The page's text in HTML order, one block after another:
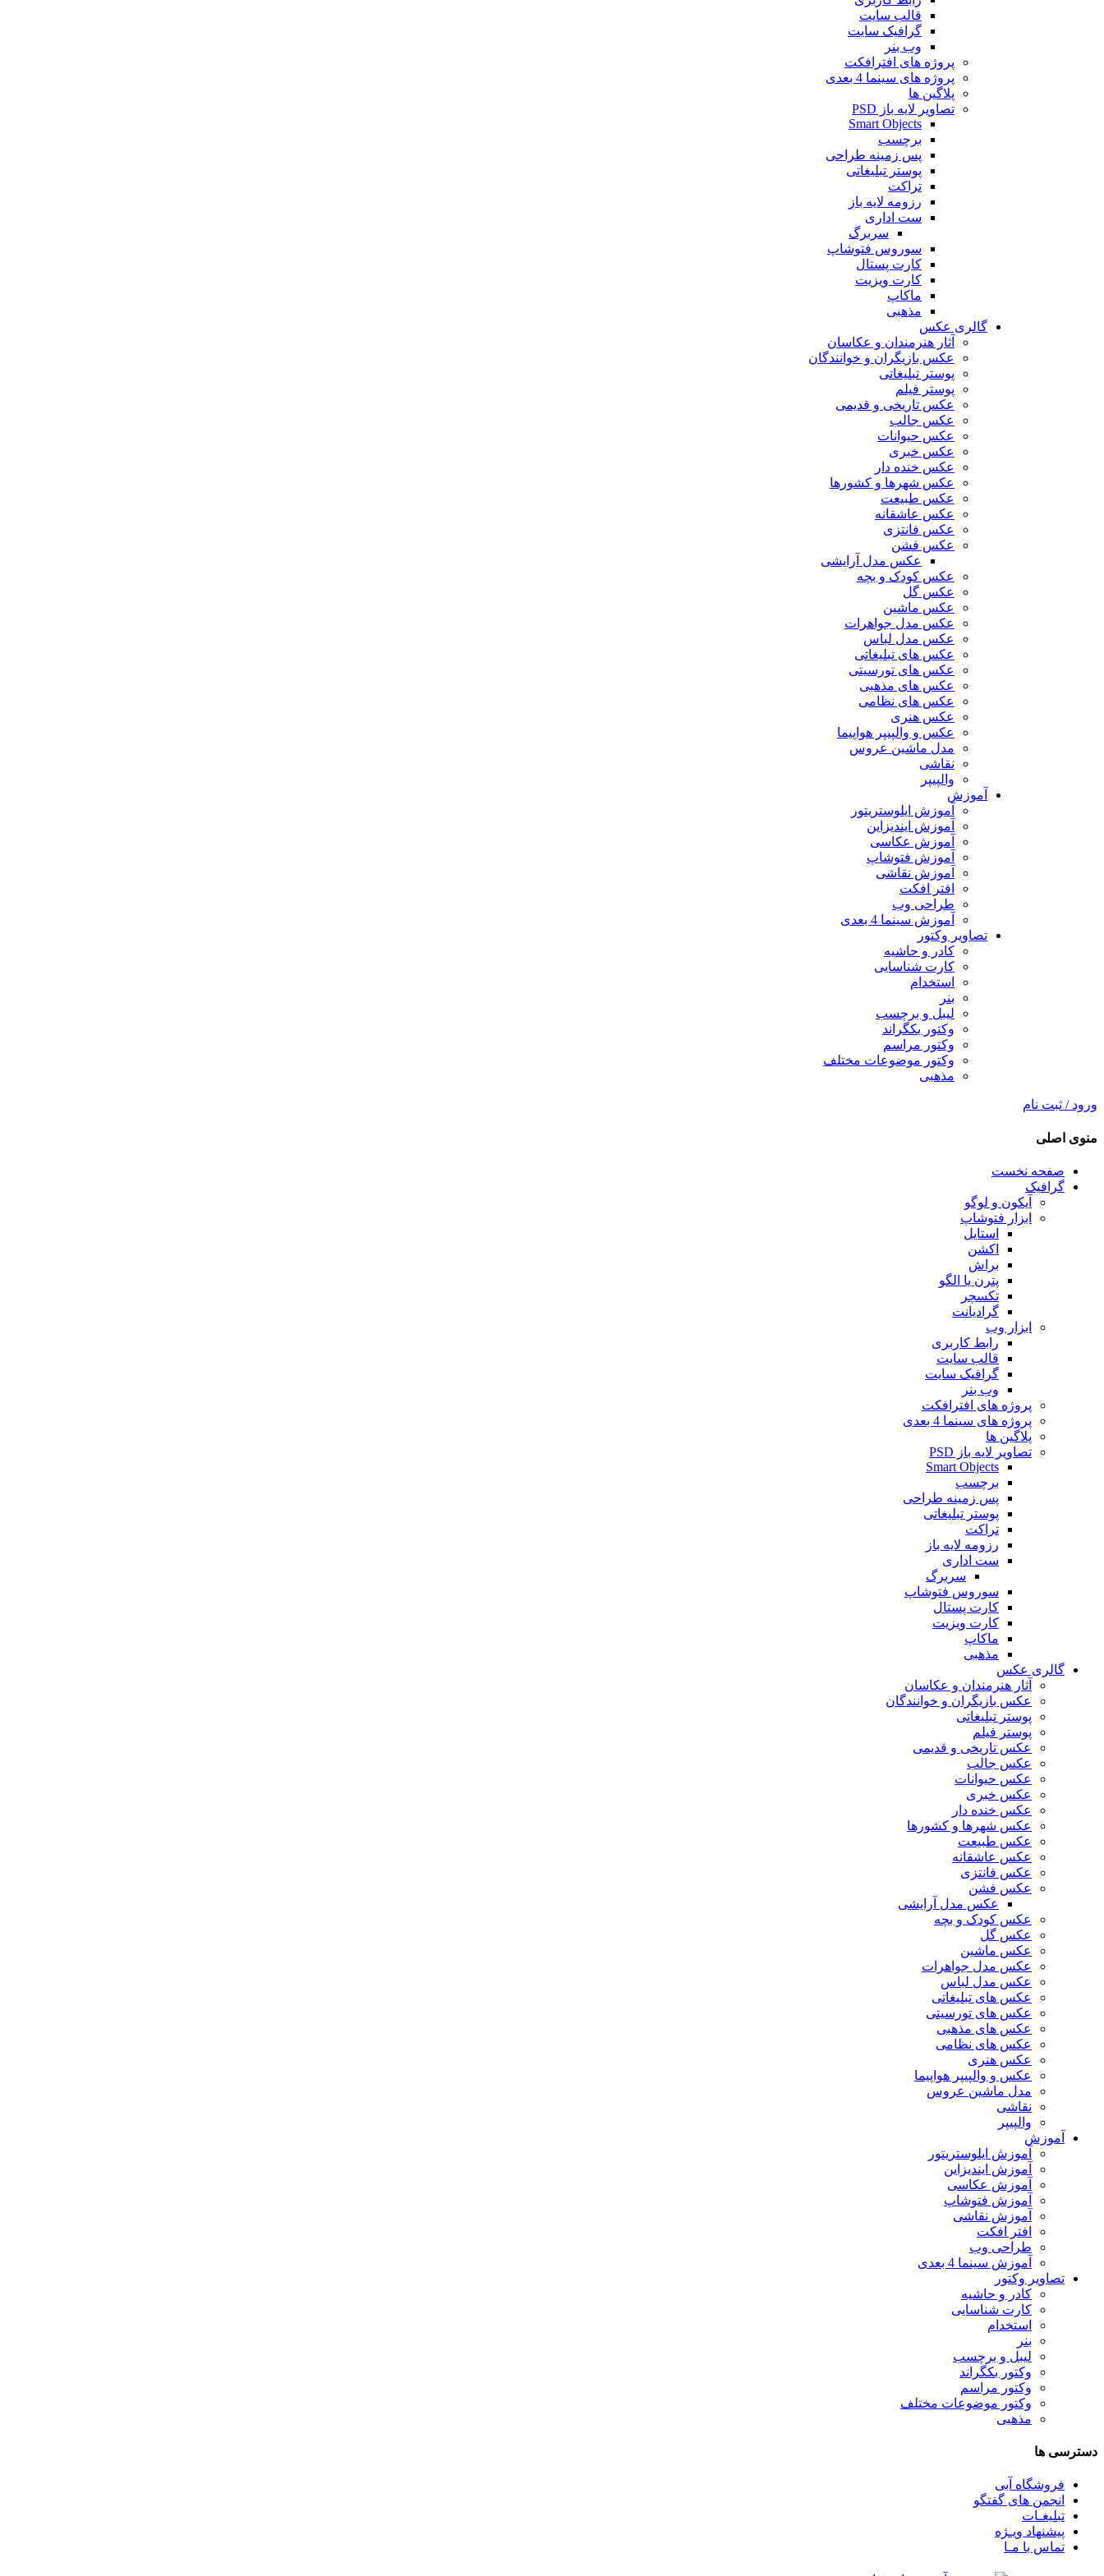
قالب سایت
گرافیک سایت
وب بنر
پروژه های افترافکت
پروژه های سینما 4 بعدی
پلاگین ها
تصاویر لایه باز PSD
Smart Objects
برچسب
پس زمینه طراحی
پوستر تبلیغاتی
تراکت
رزومه لایه باز
ست اداری
سربرگ
سوروس فتوشاپ
کارت پستال
کارت ویزیت
ماکاپ
مذهبی
گالری عکس
آثار هنرمندان و عکاسان
عکس بازیگران و خوانندگان
پوستر تبلیغاتی
پوستر فیلم
عکس تاریخی و قدیمی
عکس جالب
عکس حیوانات
عکس خبری
عکس خنده دار
عکس شهرها و کشورها
عکس طبیعت
عکس عاشقانه
عکس فانتزی
عکس فشن
عکس مدل آرایشی
عکس کودک و بچه
عکس گل
عکس ماشین
عکس مدل جواهرات
عکس مدل لباس
عکس های تبلیغاتی
عکس های تورسیتی
عکس های مذهبی
عکس های نظامی
عکس هنری
عکس و والپیپر هواپیما
مدل ماشین عروس
نقاشی
والپیپر
آموزش
آموزش ایلوستریتور
آموزش ایندیزاین
آموزش عکاسی
آموزش فتوشاپ
آموزش نقاشی
افتر افکت
طراحی وب
آموزش سینما 4 بعدی
تصاویر وکتور
کادر و حاشیه
کارت شناسایی
استخدام
بنر
لیبل و برچسب
وکتور بکگراند
وکتور مراسم
وکتور موضوعات مختلف
مذهبی
ورود / ثبت نام
منوی اصلی
صفحه نخست
گرافیک
آیکون و لوگو
ابزار فتوشاپ
استایل
اکشن
براش
پترن یا الگو
تکسچر
گرادیانت
ابزار وب
رابط کاربری
قالب سایت
گرافیک سایت
وب بنر
پروژه های افترافکت
پروژه های سینما 4 بعدی
پلاگین ها
تصاویر لایه باز PSD
Smart Objects
برچسب
پس زمینه طراحی
پوستر تبلیغاتی
تراکت
رزومه لایه باز
ست اداری
سربرگ
سوروس فتوشاپ
کارت پستال
کارت ویزیت
ماکاپ
مذهبی
گالری عکس
آثار هنرمندان و عکاسان
عکس بازیگران و خوانندگان
پوستر تبلیغاتی
پوستر فیلم
عکس تاریخی و قدیمی
عکس جالب
عکس حیوانات
عکس خبری
عکس خنده دار
عکس شهرها و کشورها
عکس طبیعت
عکس عاشقانه
عکس فانتزی
عکس فشن
عکس مدل آرایشی
عکس کودک و بچه
عکس گل
عکس ماشین
عکس مدل جواهرات
عکس مدل لباس
عکس های تبلیغاتی
عکس های تورسیتی
عکس های مذهبی
عکس های نظامی
عکس هنری
عکس و والپیپر هواپیما
مدل ماشین عروس
نقاشی
والپیپر
آموزش
آموزش ایلوستریتور
آموزش ایندیزاین
آموزش عکاسی
آموزش فتوشاپ
آموزش نقاشی
افتر افکت
طراحی وب
آموزش سینما 4 بعدی
تصاویر وکتور
کادر و حاشیه
کارت شناسایی
استخدام
بنر
لیبل و برچسب
وکتور بکگراند
وکتور مراسم
وکتور موضوعات مختلف
مذهبی
دسترسی ها
فروشگاه آبی
انجمن های گفتگو
تبلیغـات
پیشنهاد ویـژه
تماس با مـا